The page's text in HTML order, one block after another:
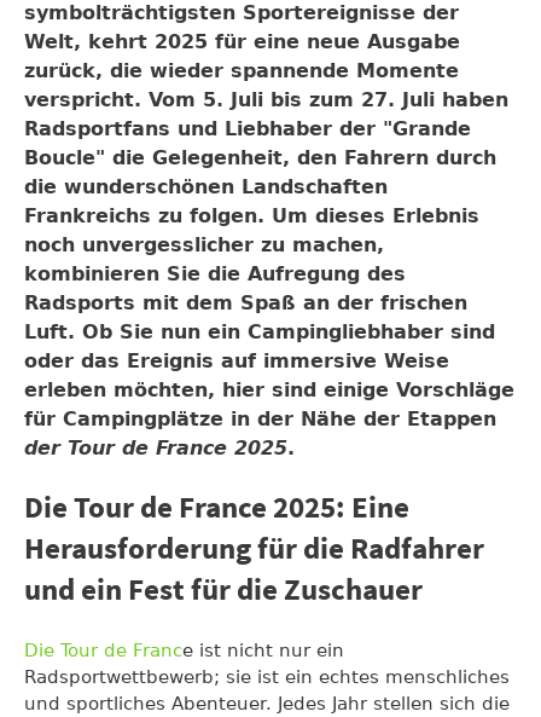
symbolträchtigsten Sportereignisse der
Welt, kehrt 2025 für eine neue Ausgabe
zurück, die wieder spannende Momente
verspricht. Vom 5. Juli bis zum 27. Juli haben
Radsportfans und Liebhaber der "Grande
Boucle" die Gelegenheit, den Fahrern durch
die wunderschönen Landschaften
Frankreichs zu folgen. Um dieses Erlebnis
noch unvergesslicher zu machen,
kombinieren Sie die Aufregung des
Radsports mit dem Spaß an der frischen
Luft. Ob Sie nun ein Campingliebhaber sind
oder das Ereignis auf immersive Weise
erleben möchten, hier sind einige Vorschläge
für Campingplätze in der Nähe der Etappen
der Tour de France 2025.
Die Tour de France 2025: Eine
Herausforderung für die Radfahrer
und ein Fest für die Zuschauer
Die Tour de France ist nicht nur ein
Radsportwettbewerb; sie ist ein echtes menschliches
und sportliches Abenteuer. Jedes Jahr stellen sich die